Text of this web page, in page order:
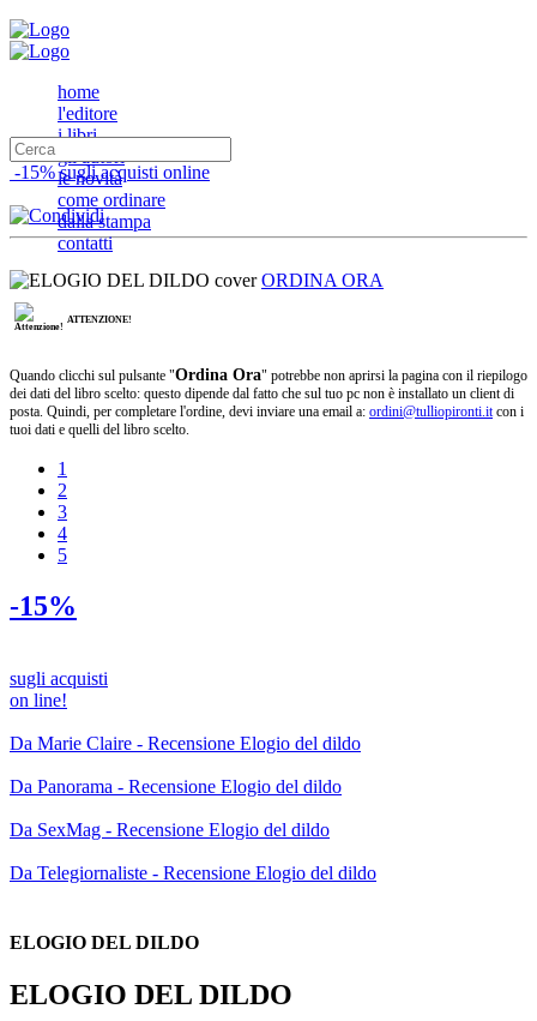
home
l'editore
i libri
gli autori
le novità
come ordinare
dalla stampa
contatti
-15% sugli acquisti online
ORDINA ORA
ATTENZIONE!
Quando clicchi sul pulsante "Ordina Ora" potrebbe non aprirsi la pagina con il riepilogo
dei dati del libro scelto: questo dipende dal fatto che sul tuo pc non è installato un client di
posta. Quindi, per completare l'ordine, devi inviare una email a: ordini@tulliopironti.itcon i
tuoi dati e quelli del libro scelto.
1
2
3
4
5
-15%
sugli acquisti
on line!
Da Marie Claire - Recensione Elogio del dildo
Da Panorama - Recensione Elogio del dildo
Da SexMag - Recensione Elogio del dildo
Da Telegiornaliste - Recensione Elogio del dildo
ELOGIO DEL DILDO
ELOGIO DEL DILDO